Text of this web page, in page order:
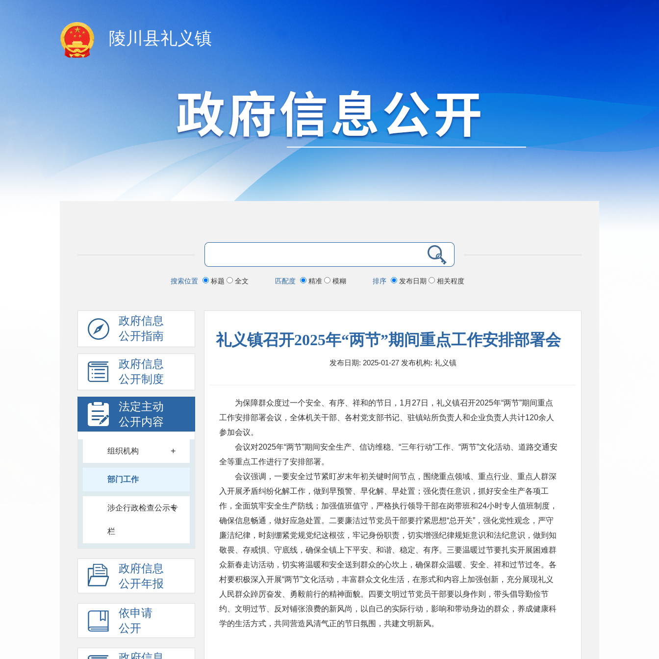
陵川县礼义镇
搜索位置 标题 全文 匹配度 精准 模糊 排序 发布日期 相关程度
政府信息
公开指南
政府信息
公开制度
法定主动
公开内容
组织机构 +
部门工作
涉企行政检查公示专
栏
+
政府信息
公开年报
依申请
公开
礼义镇召开2025年“两节”期间重点工作安排部署会
发布日期: 2025-01-27 发布机构: 礼义镇
为保障群众度过一个安全、有序、祥和的节日，1月27日，礼义镇召开2025年“两节”期间重点
工作安排部署会议，全体机关干部、各村党支部书记、驻镇站所负责人和企业负责人共计120余人
参加会议。
会议对2025年“两节”期间安全生产、信访维稳、“三年行动”工作、“两节”文化活动、道路交通安
全等重点工作进行了安排部署。
会议强调，一要安全过节紧盯岁末年初关键时间节点，围绕重点领域、重点行业、重点人群深
入开展矛盾纠纷化解工作，做到早预警、早化解、早处置；强化责任意识，抓好安全生产各项工
作，全面筑牢安全生产防线；加强值班值守，严格执行领导干部在岗带班和24小时专人值班制度，
确保信息畅通，做好应急处置。二要廉洁过节党员干部要拧紧思想“总开关”，强化党性观念，严守
廉洁纪律，时刻绷紧党规党纪这根弦，牢记身份职责，切实增强纪律规矩意识和法纪意识，做到知
敬畏、存戒惧、守底线，确保全镇上下平安、和谐、稳定、有序。三要温暖过节要扎实开展困难群
众新春走访活动，切实将温暖和安全送到群众的心坎上，确保群众温暖、安全、祥和过节过冬。各
村要积极深入开展“两节”文化活动，丰富群众文化生活，在形式和内容上加强创新，充分展现礼义
人民群众踔厉奋发、勇毅前行的精神面貌。四要文明过节党员干部要以身作则，带头倡导勤俭节
约、文明过节、反对铺张浪费的新风尚，以自己的实际行动，影响和带动身边的群众，养成健康科
学的生活方式，共同营造风清气正的节日氛围，共建文明新风。